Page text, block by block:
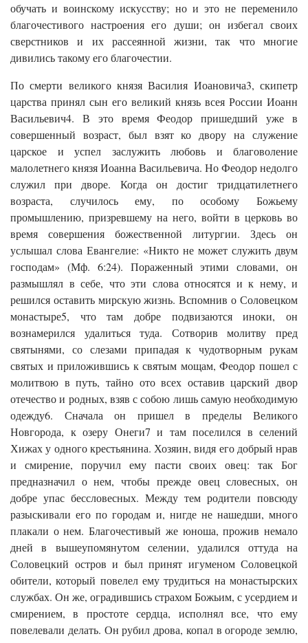
обучать и воинскому искусству; но и это не переменило
благочестивого настроения его души; он избегал своих
сверстников и их рассеянной жизни, так что многие
дивились такому его благочестии.
По смерти великого князя Василия Иоановича3, скипетр
царства принял сын его великий князь всея России Иоанн
Васильевич4. В это время Феодор пришедший уже в
совершенный возраст, был взят ко двору на служение
царское и успел заслужить любовь и благоволение
малолетнего князя Иоанна Васильевича. Но Феодор недолго
служил при дворе. Когда он достиг тридцатилетнего
возраста, случилось ему, по особому Божьему
промышлению, призревшему на него, войти в церковь во
время совершения божественной литургии. Здесь он
услышал слова Евангелие: «Никто не может служить двум
господам» (Мф. 6:24). Пораженный этими словами, он
размышлял в себе, что эти слова относятся и к нему, и
решился оставить мирскую жизнь. Вспомнив о Соловецком
монастыре5, что там добре подвизаются иноки, он
вознамерился удалиться туда. Сотворив молитву пред
святынями, со слезами припадая к чудотворным рукам
святых и приложившись к святым мощам, Феодор пошел с
молитвою в путь, тайно ото всех оставив царский двор
отечество и родных, взяв с собою лишь самую необходимую
одежду6. Сначала он пришел в пределы Великого
Новгорода, к озеру Онеги7 и там поселился в селений
Хижах у одного крестьянина. Хозяин, видя его добрый нрав
и смирение, поручил ему пасти своих овец: так Бог
предназначил о нем, чтобы прежде овец словесных, он
добре упас бессловесных. Между тем родители повсюду
разыскивали его по городам и, нигде не нашедши, много
плакали о нем. Благочестивый же юноша, прожив немало
дней в вышеупомянутом селении, удалился оттуда на
Соловецкий остров и был принят игуменом Соловецкой
обители, который повелел ему трудиться на монастырских
службах. Он же, оградившись страхом Божьим, с усердием и
смирением, в простоте сердца, исполнял все, что ему
повелевали делать. Он рубил дрова, копал в огороде землю,